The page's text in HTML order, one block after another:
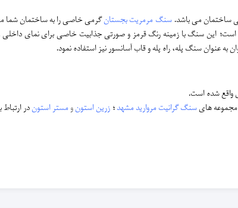
ساختمان می باشد. سنگ مرمریت بجستانگرمی خاصی را به ساختمان شما
این سنگ با زمینه رنگ قرمز و صورتی جذابیت خاصی برای نمای داخلی
عنوان سنگ پله، راه پله و قاب آسانسور نیز استفاده نمود.
واقع شده است.
مجموعه هایسنگ گرانیت مروارید مشهد ؛ زرین استونو مستر استوندر ارتباط